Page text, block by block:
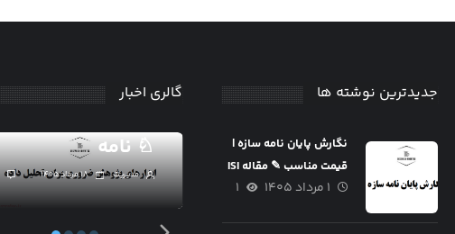
جدیدترین نوشته ها
نگارش پایان نامه سازه |
قیمت مناسب ✎ مقاله ISI
تضمینی
۱ مرداد ۱۴۰۵ ۱
گالری اخبار
ضروری برای تحلیل
نامه ♘
۱۸ مرداد ۱۴۰۵ مدیریت
استنباطی
قیمت
مدیریت